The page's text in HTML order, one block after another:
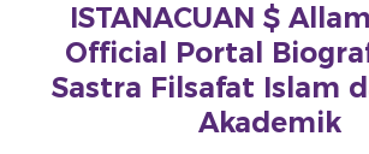
Loading...ISTANACUAN $
Official Portal
Sastra Filsafat Islam
Akademik